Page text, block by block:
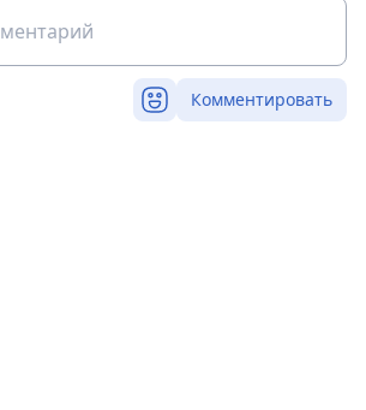
Комментировать